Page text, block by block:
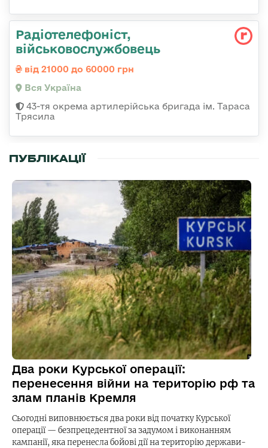
Радіотелефоніст,
військовослужбовець
від 21000 до 60000 грн
Вся Україна
43-тя окрема артилерійська бригада ім. Тараса
Трясила
ПУБЛІКАЦІЇ
Два роки Курської операції:
перенесення війни на територію рф та
злам планів Кремля
Сьогодні виповнюється два роки від початку Курської
операції — безпрецедентної за задумом і виконанням
кампанії, яка перенесла бойові дії на територію держави-